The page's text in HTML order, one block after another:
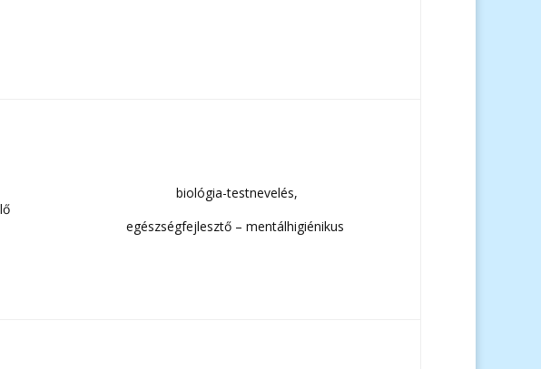
biológia-testnevelés,
egészségfejlesztő – mentálhigiénikus